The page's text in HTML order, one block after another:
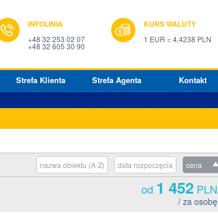
INFOLINIA
+48 32 253 02 07
+48 32 605 30 90
KURS WALUTY
1 EUR = 4,4238 PLN
Strefa Klienta Strefa Agenta Kontakt
cena
data rozpoczęcia
nazwa obiektu (A-Z)
od 1 452 PLN
/ za osobę